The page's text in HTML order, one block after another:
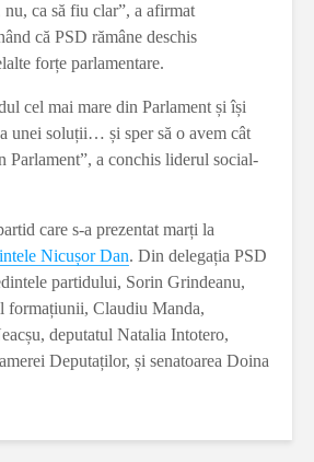
ca să fiu clar”, a afirmat
că PSD rămâne deschis
forțe parlamentare.
cel mai mare din Parlament și își
unei soluții… și sper să o avem cât
Parlament”, a conchis liderul social-
care s-a prezentat marți la
Nicușor Dan. Din delegația PSD
partidului, Sorin Grindeanu,
formațiunii, Claudiu Manda,
deputatul Natalia Intotero,
Deputaților, și senatoarea Doina